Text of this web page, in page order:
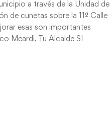
a través de la Unidad de
de cunetas sobre la 11ª Calle
esas son importantes
Meardi, Tu Alcalde SI